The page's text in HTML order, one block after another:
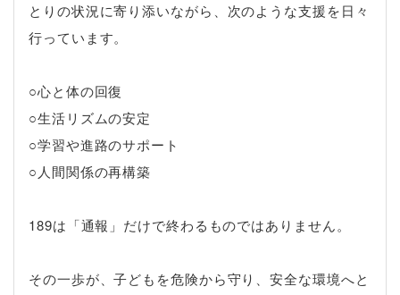
とりの状況に寄り添いながら、次のような支援を日々
行っています。
○心と体の回復
○生活リズムの安定
○学習や進路のサポート
○人間関係の再構築
189は「通報」だけで終わるものではありません。
その一歩が、子どもを危険から守り、安全な環境へと